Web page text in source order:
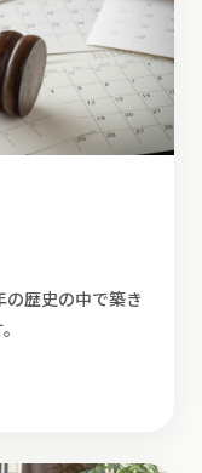
歴史の中で築き